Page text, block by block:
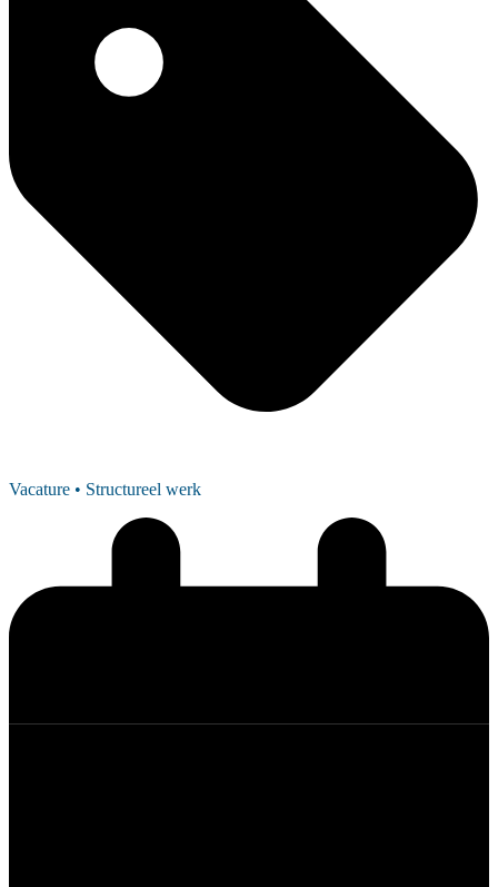
Vacature • Structureel werk